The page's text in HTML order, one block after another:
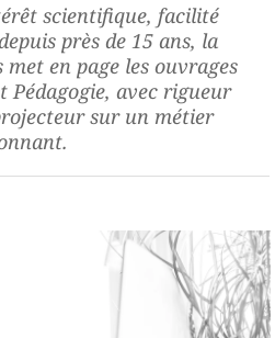
scientifique, facilité
près de 15 ans, la
en page les ouvrages
Pédagogie, avec rigueur
sur un métier